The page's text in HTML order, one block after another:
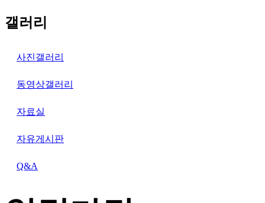
갤러리
사진갤러리
동영상갤러리
자료실
자유게시판
Q&A